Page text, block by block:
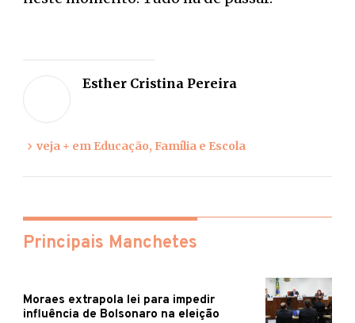
Esther Cristina Pereira
veja + em Educação, Família e Escola
Principais Manchetes
Moraes extrapola lei para impedir
influência de Bolsonaro na eleição